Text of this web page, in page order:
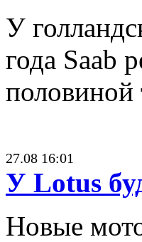
У
года Saab
половиной
27.08 16:01
У Lotus
Новые